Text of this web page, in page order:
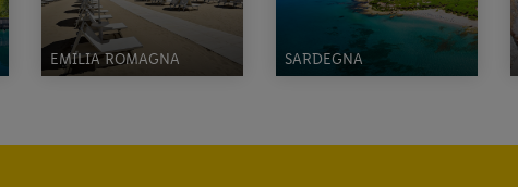
EMILIA ROMAGNA SARDEGNA